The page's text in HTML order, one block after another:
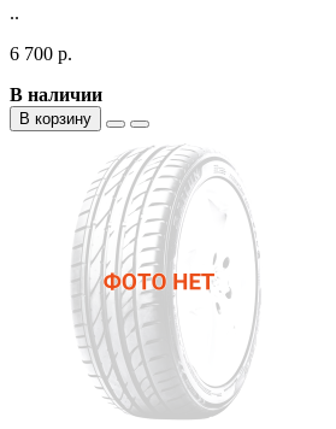
..
6 700 р.
В наличии
В корзину